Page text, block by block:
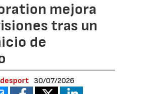
mejora
tras un
de
30/07/2026